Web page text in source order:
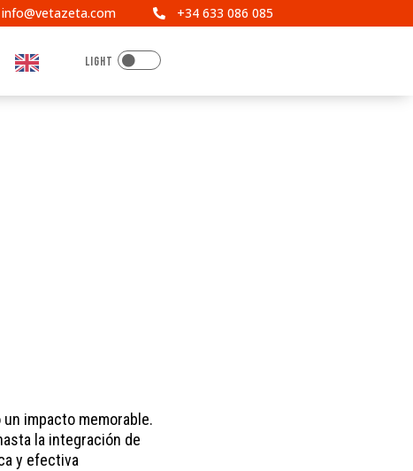
info@vetazeta.com  +34 633 086 085

impacto memorable.
la integración de
y efectiva